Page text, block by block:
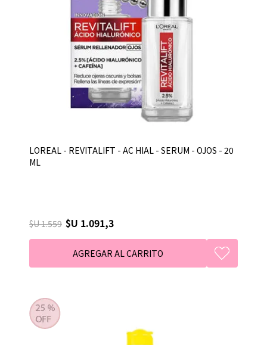
LOREAL - REVITALIFT - AC HIAL - SERUM - OJOS - 20
ML
$U 1.559 $U 1.091,3